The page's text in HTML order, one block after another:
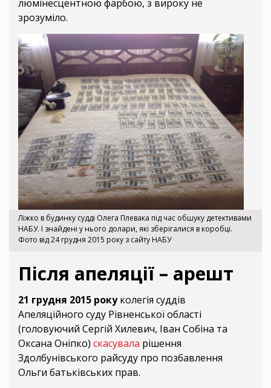
люмінесцентною фарбою, з вироку не
зрозуміло.
Ліжко в будинку судді Олега Плевака під час обшуку детективами
НАБУ. І знайдені у нього долари, які зберігалися в коробці.
Фото від 24 грудня 2015 року з сайту НАБУ
Після апеляції – арешт
21 грудня 2015 рокуколегія суддів
Апеляційного суду Рівненської області
(головуючий Сергій Хилевич, Іван Собіна та
Оксана Оніпко) скасувала рішення
Здолбунівського райсуду про позбавлення
Ольги батьківських прав.